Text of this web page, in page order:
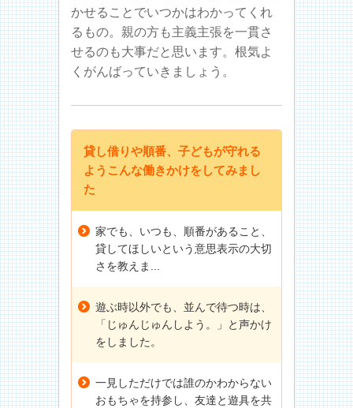
かせることでいつかはわかってくれ
るもの。親の方も主義主張を一貫さ
せるのも大事だと思います。根気よ
くがんばっていきましょう。
貸し借りや順番、子どもが守れる
ようこんな働きかけをしてみまし
た
家でも、いつも、順番があること、
貸してほしいという意思表示の大切
さを教えま...
遊ぶ時以外でも、並んで待つ時は、
「じゅんじゅんしよう。」と声かけ
をしました。
一見しただけでは誰のかわからない
おもちゃを持参し、友達と遊具を共